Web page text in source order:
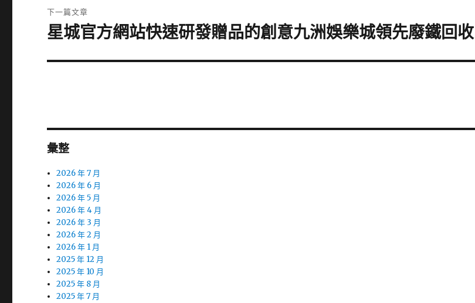
文
章:
下一篇文章
下
篇
星城官方網站快速研發贈品的創意九洲娛樂城領先廢鐵回收
彙整
2026 年 7 月
2026 年 6 月
2026 年 5 月
2026 年 4 月
2026 年 3 月
2026 年 2 月
2026 年 1 月
2025 年 12 月
2025 年 10 月
2025 年 8 月
2025 年 7 月